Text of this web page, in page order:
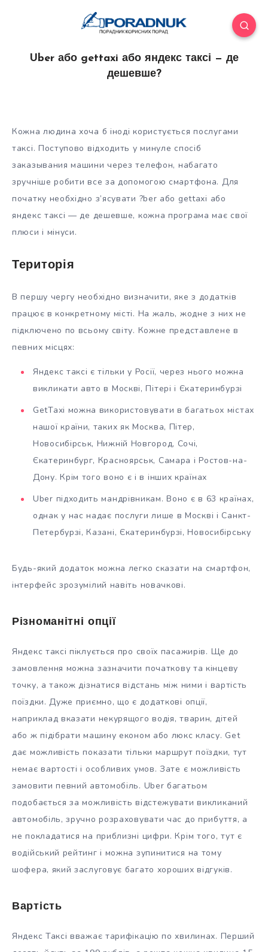
Uber або gettaxi або яндекс таксі — де
дешевше?
Кожна людина хоча б іноді користується послугами
таксі. Поступово відходить у минуле спосіб
заказывания машини через телефон, набагато
зручніше робити все за допомогою смартфона. Для
початку необхідно з’ясувати ?ber або gettaxi або
яндекс таксі — де дешевше, кожна програмамає свої
плюси і мінуси.
Територія
В першу чергу необхідно визначити, яке з додатків
працює в конкретному місті. На жаль, жодне з них не
підключено по всьому світу. Кожне представлене в
певних місцях:
Яндекс таксі є тільки у Росії, через нього можна
викликати авто в Москві, Пітері і Єкатеринбурзі
GetTaxi можна використовувати в багатьох містах
нашої країни, таких як Москва, Пітер,
Новосибірськ, Нижній Новгород, Сочі,
Єкатеринбург, Красноярськ, Самара і Ростов-на-
Дону. Крім того воно є і в інших країнах
Uber підходить мандрівникам. Воно є в 63 країнах,
однак у нас надає послуги лише в Москві і Санкт-
Петербурзі, Казані, Єкатеринбурзі, Новосибірську
Будь-який додаток можна легко сказати на смартфон,
інтерфейс зрозумілий навіть новачкові.
Різноманітні опції
Яндекс таксі піклується про своїх пасажирів. Ще до
замовлення можна зазначити початкову та кінцеву
точку, а також дізнатися відстань між ними і вартість
поїздки. Дуже приємно, що є додаткові опції,
наприклад вказати некурящого водія, тварин, дітей
або ж підібрати машину економ або люкс класу. Get
дає можливість показати тільки маршрут поїздки, тут
немає вартості і особливих умов. Зате є можливість
замовити певний автомобіль. Uber багатьом
подобається за можливість відстежувати викликаний
автомобіль, зручно розраховувати час до прибуття, а
не покладатися на приблизні цифри. Крім того, тут є
водійський рейтинг і можна зупинитися на тому
шофера, який заслуговує багато хороших відгуків.
Вартість
Яндекс Таксі вважає тарифікацію по хвилинах. Перший